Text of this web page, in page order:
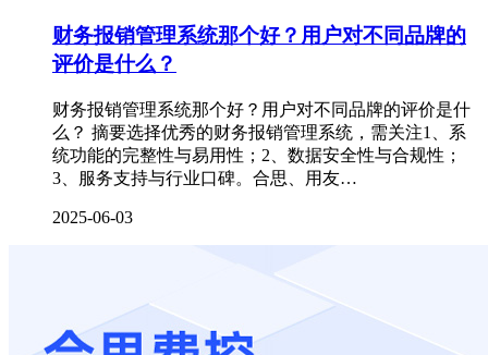
财务报销管理系统那个好？用户对不同品牌的
评价是什么？
财务报销管理系统那个好？用户对不同品牌的评价是什
么？ 摘要选择优秀的财务报销管理系统，需关注1、系
统功能的完整性与易用性；2、数据安全性与合规性；
3、服务支持与行业口碑。合思、用友…
2025-06-03